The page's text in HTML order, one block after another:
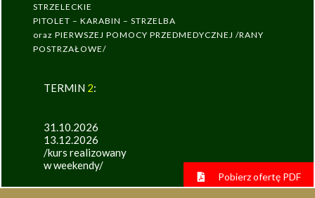
STRZELECKIE
PITOLET – KARABIN – STRZELBA
oraz PIERWSZEJ POMOCY PRZEDMEDYCZNEJ /RANY
POSTRZAŁOWE/
TERMIN 2:
31.10.2026
13.12.2026
/kurs realizowany
w weekendy/
Pobierz ofertę PDF